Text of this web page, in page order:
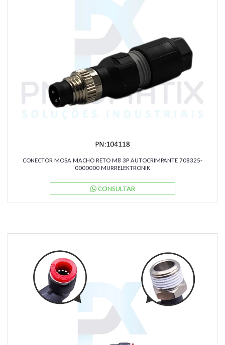
CONECTOR MOSA MACHO RETO M8 3P AUTOCRIMPANTE 708325-
0000000 MURRELEKTRONIK
CONSULTAR